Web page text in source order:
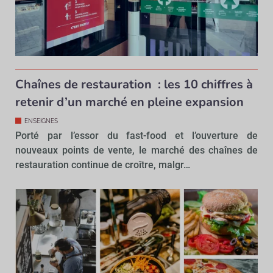
Chaînes de restauration : les 10 chiffres à
retenir d’un marché en pleine expansion
ENSEIGNES
Porté par l’essor du fast-food et l’ouverture de
nouveaux points de vente, le marché des chaînes de
restauration continue de croître, malgr…